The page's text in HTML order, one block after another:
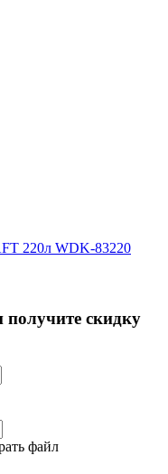
220л WDK-83220
скидку
файл